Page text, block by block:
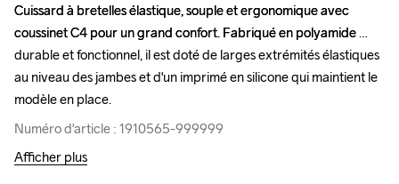
Cuissard à bretelles élastique, souple et ergonomique avec
coussinet C4 pour un grand confort. Fabriqué en polyamide
durable et fonctionnel, il est doté de larges extrémités élastiques
au niveau des jambes et d'un imprimé en silicone qui maintient le
modèle en place.
Numéro d'article : 1910565-999999
Cuissard à bretelles élastique, souple et ergonomique avec
coussinet C4 pour un grand confort. Fabriqué en polyamide
durable et fonctionnel, il est doté de larges extrémités élastiques
au niveau des jambes et d'un imprimé en silicone qui maintient le
modèle en place.
Numéro d'article : 1910565-999999
Afficher plus